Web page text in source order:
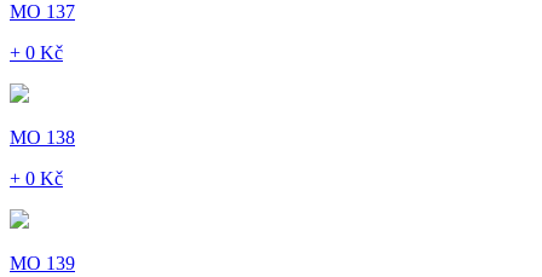
MO 137
+ 0 Kč
MO 138
+ 0 Kč
MO 139